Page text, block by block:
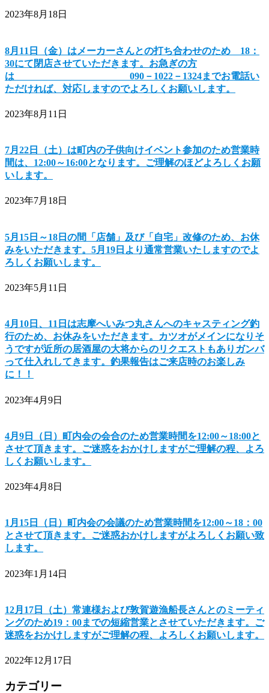
2023年8月18日
8月11日（金）はメーカーさんとの打ち合わせのため 18：
30にて閉店させていただきます。お急ぎの方
は 090－1022－1324までお電話い
ただければ、対応しますのでよろしくお願いします。
2023年8月11日
7月22日（土）は町内の子供向けイベント参加のため営業時
間は、12:00～16:00となります。ご理解のほどよろしくお願
いします。
2023年7月18日
5月15日～18日の間「店舗」及び「自宅」改修のため、お休
みをいただきます。5月19日より通常営業いたしますのでよ
ろしくお願いします。
2023年5月11日
4月10日、11日は志摩へいみつ丸さんへのキャスティング釣
行のため、お休みをいただきます。カツオがメインになりそ
うですが近所の居酒屋の大将からのリクエストもありガンバ
って仕入れしてきます。釣果報告はご来店時のお楽しみ
に！！
2023年4月9日
4月9日（日）町内会の会合のため営業時間を12:00～18:00と
させて頂きます。ご迷惑をおかけしますがご理解の程、よろ
しくお願いします。
2023年4月8日
1月15日（日）町内会の会議のため営業時間を12:00～18：00
とさせて頂きます。ご迷惑おかけしますがよろしくお願い致
します。
2023年1月14日
12月17日（土）常連様および敦賀遊漁船長さんとのミーティ
ングのため19：00までの短縮営業とさせていただきます。ご
迷惑をおかけしますがご理解の程、よろしくお願いします。
2022年12月17日
カテゴリー